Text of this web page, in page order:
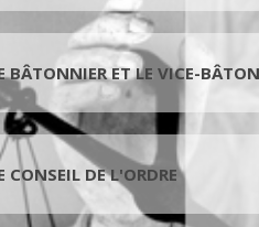
BÂTONNIER ET LE VICE-
CONSEIL DE L'ORDRE